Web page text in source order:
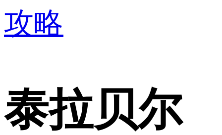
攻略
泰拉贝尔